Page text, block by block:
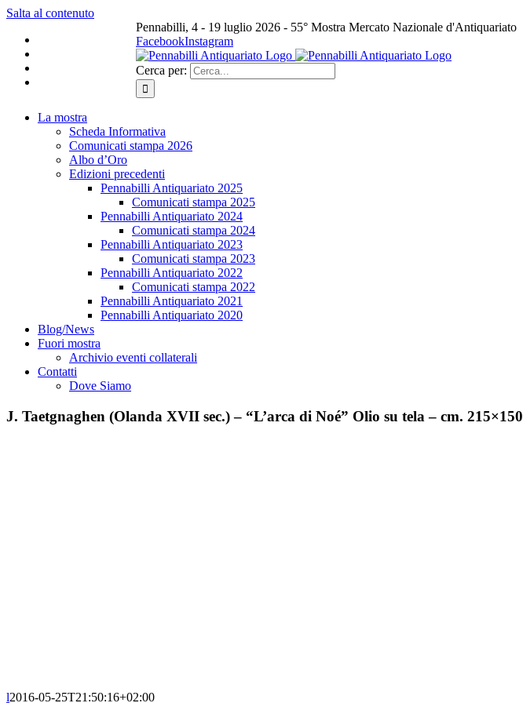
Salta al contenuto
Pennabilli, 4 - 19 luglio 2026 - 55° Mostra Mercato Nazionale d'Antiquariato
FacebookInstagram
Cerca per:
La mostra
Scheda Informativa
Comunicati stampa 2026
Albo d’Oro
Edizioni precedenti
Pennabilli Antiquariato 2025
Comunicati stampa 2025
Pennabilli Antiquariato 2024
Comunicati stampa 2024
Pennabilli Antiquariato 2023
Comunicati stampa 2023
Pennabilli Antiquariato 2022
Comunicati stampa 2022
Pennabilli Antiquariato 2021
Pennabilli Antiquariato 2020
Blog/News
Fuori mostra
Archivio eventi collaterali
Contatti
Dove Siamo
J. Taetgnaghen (Olanda XVII sec.) – “L’arca di Noé” Olio su tela – cm. 215×150
l2016-05-25T21:50:16+02:00